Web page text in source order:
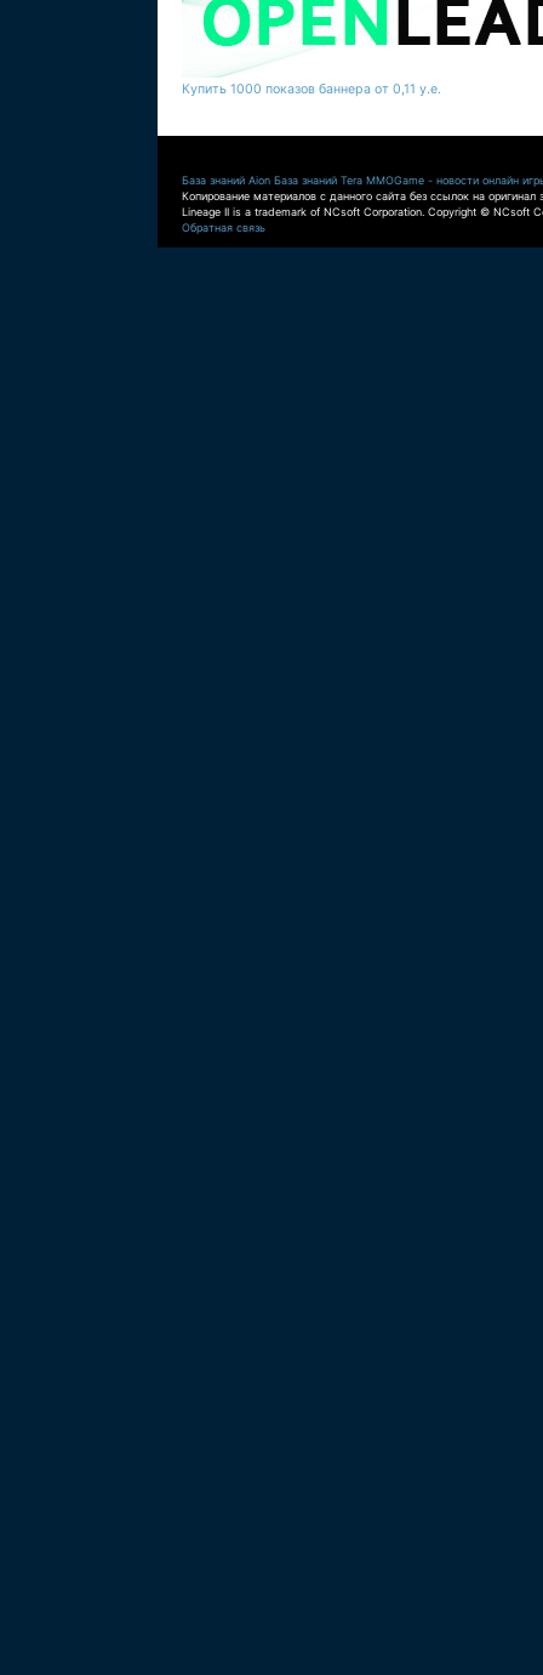
Купить 1000 показов баннера от 0,11 у.е.
База знаний Aion База знаний Tera MMOGame - новости онлайн
Копирование материалов с данного сайта без ссылок на оригинал
Lineage II is a trademark of NCsoft Corporation. Copyright © NCsoft
Обратная связь